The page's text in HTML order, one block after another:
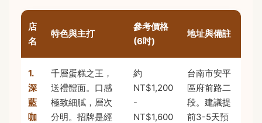
店
名
特色與主打
參考價格
(6吋)
地址與備註
1.
深
藍
咖
千層蛋糕之王，
送禮體面。口感
極致細膩，層次
分明。招牌是經
約
NT$1,200
-
NT$1,600
台南市安平
區府前路二
段。建議提
前3-5天預